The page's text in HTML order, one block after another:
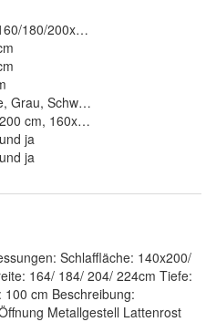
180/200x200cm
nein und ja
nein und ja
Schlaffläche: 140x200/
164/ 184/ 204/ 224cm Tiefe:
cm Beschreibung:
Metallgestell Lattenrost